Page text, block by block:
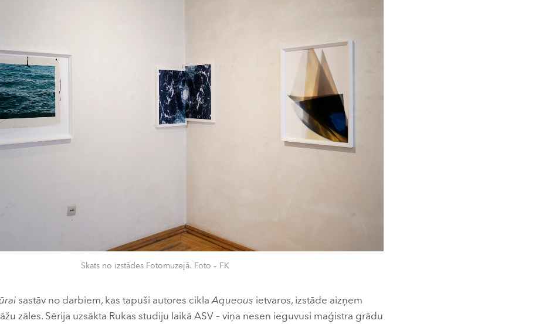
Skats no izstādes Fotomuzejā. Foto – FK
sastāv no darbiem, kas tapuši autores ciklaAqueous ietvaros, izstāde aizņem
zāles. Sērija uzsākta Rukas studiju laikā ASV – viņa nesen ieguvusi maģistra grādu